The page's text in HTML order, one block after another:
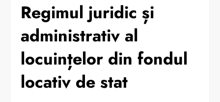
Regimul juridic și
administrativ al
locuințelor din fondul
locativ de stat